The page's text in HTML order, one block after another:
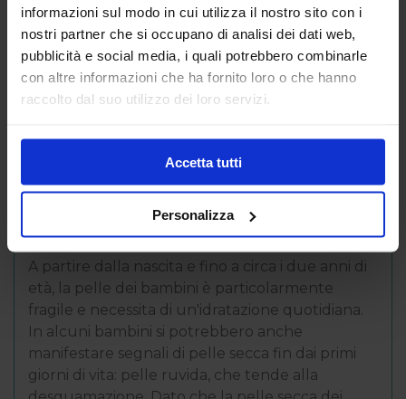
informazioni sul modo in cui utilizza il nostro sito con i
nostri partner che si occupano di analisi dei dati web,
pubblicità e social media, i quali potrebbero combinarle
con altre informazioni che ha fornito loro o che hanno
raccolto dal suo utilizzo dei loro servizi.
Accetta tutti
Personalizza
Quantità:
Aggiungi al carrello
Caratteristiche
Pelle Secca
A partire dalla nascita e fino a circa i due anni di
età, la pelle dei bambini è particolarmente
fragile e necessita di un'idratazione quotidiana.
In alcuni bambini si potrebbero anche
manifestare segnali di pelle secca fin dai primi
giorni di vita: pelle ruvida, che tende alla